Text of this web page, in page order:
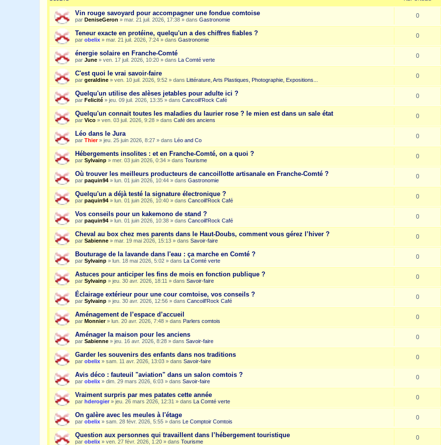
Vin rouge savoyard pour accompagner une fondue comtoise
par DeniseGeron » mar. 21 juil. 2026, 17:38 » dans Gastronomie
0
Teneur exacte en protéine, quelqu'un a des chiffres fiables ?
par obelix » mar. 21 juil. 2026, 7:24 » dans Gastronomie
0
énergie solaire en Franche-Comté
par June » ven. 17 juil. 2026, 10:20 » dans La Comté verte
0
C'est quoi le vrai savoir-faire
par geraldine » ven. 10 juil. 2026, 9:52 » dans Littérature, Arts Plastiques, Photographie, Expositions...
0
Quelqu'un utilise des alèses jetables pour adulte ici ?
par Felicité » jeu. 09 juil. 2026, 13:35 » dans Cancoill'Rock Café
0
Quelqu'un connait toutes les maladies du laurier rose ? le mien est dans un sale état
par Vico » ven. 03 juil. 2026, 9:28 » dans Café des anciens
0
Léo dans le Jura
par Thier» jeu. 25 juin 2026, 8:27 » dans Léo and Co
0
Hébergements insolites : et en Franche-Comté, on a quoi ?
par Sylvainp » mer. 03 juin 2026, 0:34 » dans Tourisme
0
Où trouver les meilleurs producteurs de cancoillotte artisanale en Franche-Comté ?
par paquin94 » lun. 01 juin 2026, 10:44 » dans Gastronomie
0
Quelqu'un a déjà testé la signature électronique ?
par paquin94 » lun. 01 juin 2026, 10:40 » dans Cancoill'Rock Café
0
Vos conseils pour un kakemono de stand ?
par paquin94 » lun. 01 juin 2026, 10:38 » dans Cancoill'Rock Café
0
Cheval au box chez mes parents dans le Haut-Doubs, comment vous gérez l’hiver ?
par Sabienne » mar. 19 mai 2026, 15:13 » dans Savoir-faire
0
Bouturage de la lavande dans l'eau : ça marche en Comté ?
par Sylvainp » lun. 18 mai 2026, 5:02 » dans La Comté verte
0
Astuces pour anticiper les fins de mois en fonction publique ?
par Sylvainp » jeu. 30 avr. 2026, 18:11 » dans Savoir-faire
0
Éclairage extérieur pour une cour comtoise, vos conseils ?
par Sylvainp » jeu. 30 avr. 2026, 12:56 » dans Cancoill'Rock Café
0
Aménagement de l’espace d’accueil
par Monnier» lun. 20 avr. 2026, 7:48 » dans Parlers comtois
0
Aménager la maison pour les anciens
par Sabienne » jeu. 16 avr. 2026, 8:28 » dans Savoir-faire
0
Garder les souvenirs des enfants dans nos traditions
par obelix » sam. 11 avr. 2026, 13:03 » dans Savoir-faire
0
Avis déco : fauteuil "aviation" dans un salon comtois ?
par obelix » dim. 29 mars 2026, 6:03 » dans Savoir-faire
0
Vraiment surpris par mes patates cette année
par hderogier » jeu. 26 mars 2026, 12:31 » dans La Comté verte
0
On galère avec les meules à l'étage
par obelix » sam. 28 févr. 2026, 5:55 » dans Le Comptoir Comtois
0
Question aux personnes qui travaillent dans l’hébergement touristique
par obelix » ven. 27 févr. 2026, 1:20 » dans Tourisme
0